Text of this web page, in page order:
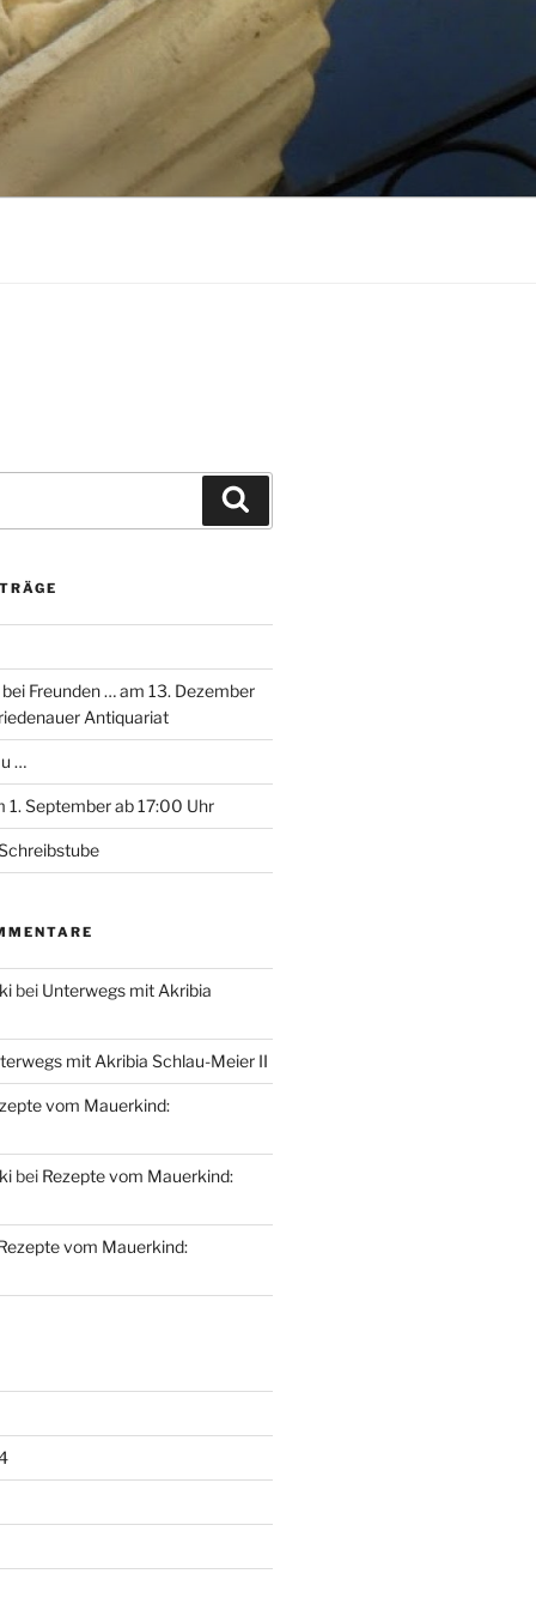
Freunden … am 13. Dezember
Antiquariat
…
1. September ab 17:00 Uhr
bei Unterwegs mit Akribia
mit Akribia Schlau-Meier II
vom Mauerkind:
bei Rezepte vom Mauerkind:
vom Mauerkind: